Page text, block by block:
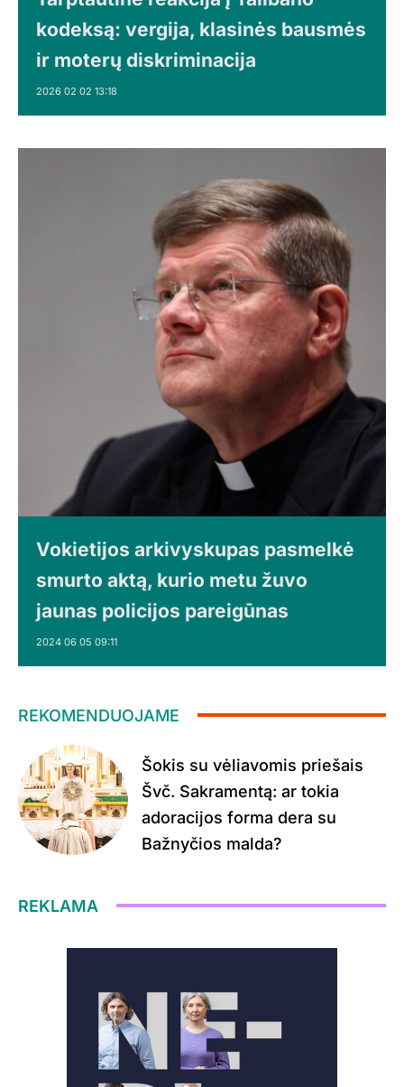
kodeksą: vergija, klasinės bausmės
ir moterų diskriminacija
2026 02 02 13:18
Vokietijos arkivyskupas pasmelkė
smurto aktą, kurio metu žuvo
jaunas policijos pareigūnas
2024 06 05 09:11
REKOMENDUOJAME
Šokis su vėliavomis priešais
Švč. Sakramentą: ar tokia
adoracijos forma dera su
Bažnyčios malda?
REKLAMA